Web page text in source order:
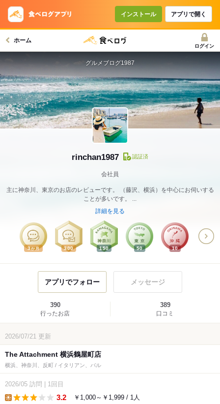
インストール アプリで開く
ホーム
ログイン
rinchan1987 認証済
会社員
主に神奈川、東京のお店のレビューです。 （藤沢、横浜）を中心にお伺いする
ことが多いです。 ...
詳細を見る
3か月 300 150 50 10
グルメブログ1987
アプリでフォロー メッセージ
390
行ったお店
389
口コミ
2026/07/21 更新
The Attachment 横浜鶴屋町店
横浜、神奈川、反町 / イタリアン、バル
2026/05 訪問 1回目
3.2 ￥1,000～￥1,999 / 1人